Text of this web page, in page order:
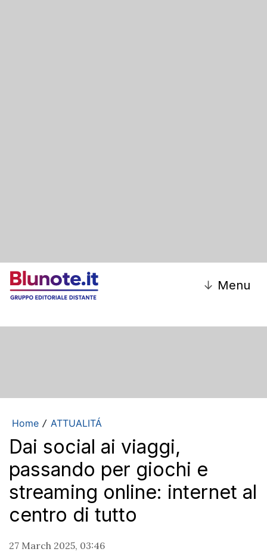
↓ Menu
Home / ATTUALITÁ
Dai social ai viaggi,
passando per giochi e
streaming online: internet al
centro di tutto
27 March 2025, 03:46